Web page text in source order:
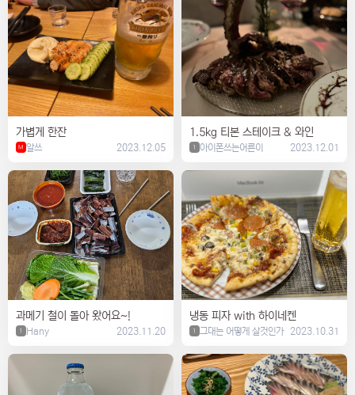
가볍게 한잔
M 알쓰 2023.12.05
1.5kg 티본 스테이크 & 와인
1 아이폰쓰는어른이 2023.12.01
과메기 철이 돌아 왔어요~!
1 Hany 2023.11.20
냉동 피자 with 하이네켄
1 그대는 어떻게 살것인가 2023.10.31